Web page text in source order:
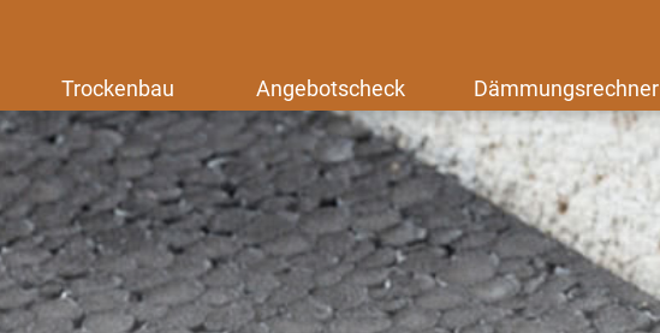
Trockenbau Angebotscheck Dämmungsrechner